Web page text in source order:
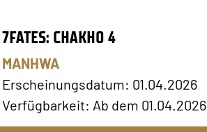
7FATES: CHAKHO 4
MANHWA
Erscheinungsdatum: 01.04.2026
Verfügbarkeit: Ab dem 01.04.2026